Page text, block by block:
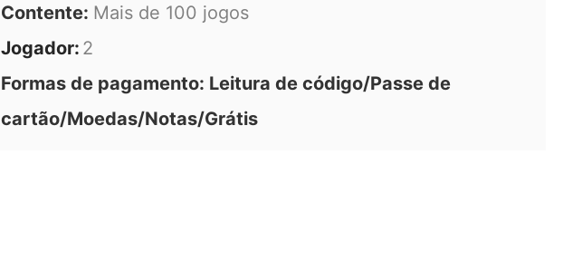
Contente: Mais de 100 jogos
Jogador: 2
Formas de pagamento: Leitura de código/Passe de
cartão/Moedas/Notas/Grátis